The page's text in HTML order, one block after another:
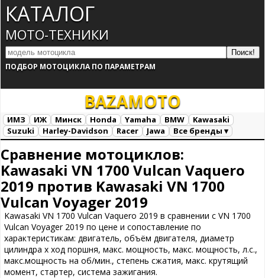
КАТАЛОГ
МОТО-ТЕХНИКИ
ПОДБОР МОТОЦИКЛА ПО ПАРАМЕТРАМ
BAZAMOTO
ИМЗ ИЖ Минск Honda Yamaha BMW
Kawasaki
Suzuki
Harley-Davidson Racer Jawa
Все бренды ▾
Сравнение мотоциклов:
Kawasaki VN 1700 Vulcan Vaquero
2019 против Kawasaki VN 1700
Vulcan Voyager 2019
Kawasaki VN 1700 Vulcan Vaquero 2019 в сравнении с VN 1700
Vulcan Voyager 2019 по цене и сопоставление по
характеристикам: двигатель, объём двигателя, диаметр
цилиндра х ход поршня, макс. мощность, макс. мощность, л.с.,
макс.мощность на об/мин., степень сжатия, макс. крутящий
момент, стартер, система зажигания.